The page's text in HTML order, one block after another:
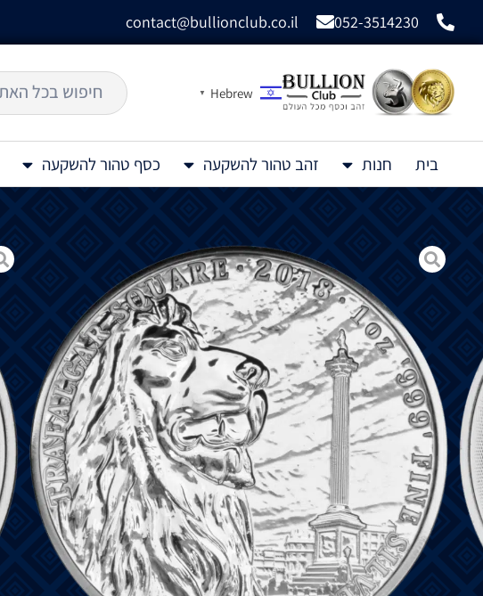
052-3514230
contact@bullionclub.co.il
Hebrew
▼
בית חנות זהב טהור להשקעה כסף טהור להשקעה